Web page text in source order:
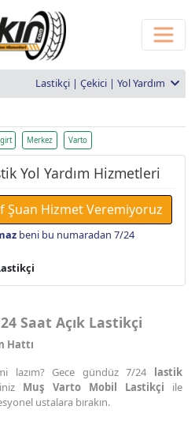
Lastikçi | Çekici | Yol Yardım
Merkez Varto
Yol Yardım Hizmetleri
Şuan Hizmet Veremiyoruz
beni bu numaradan 7/24
Saat Açık Lastikçi
Hattı
lazım? Gece gündüz 7/24 lastik
Muş Varto Mobil Lastikçi ile
ustalara bırakın.